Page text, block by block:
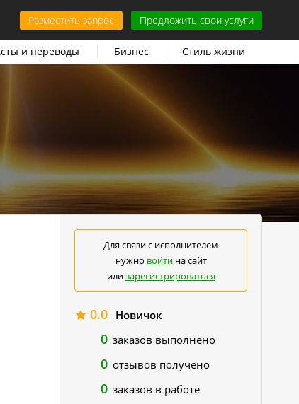
Разместить запрос Предложить свои услуги
и переводы Бизнес Стиль жизни
Для связи с исполнителем
нужно войтина сайт
илизарегистрироваться
0.0 Новичок
0 заказов выполнено
0 отзывов получено
0 заказов в работе